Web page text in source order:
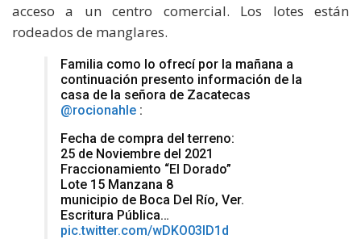
acceso a un centro comercial. Los lotes están
rodeados de manglares.
Familia como lo ofrecí por la mañana a
continuación presento información de la
casa de la señora de Zacatecas
@rocionahle :
Fecha de compra del terreno:
25 de Noviembre del 2021
Fraccionamiento “El Dorado”
Lote 15 Manzana 8
municipio de Boca Del Río, Ver.
Escritura Pública…
pic.twitter.com/wDKO03lD1d